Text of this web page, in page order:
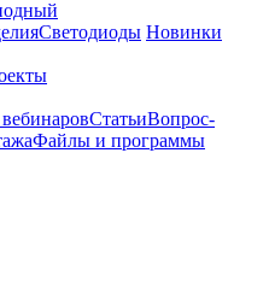
Светодиоды Новинки
СтатьиВопрос-
Файлы и программы